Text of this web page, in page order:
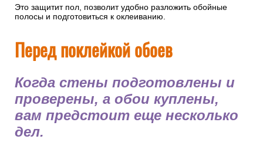
Это защитит пол, позволит удобно разложить обойные
полосы и подготовиться к оклеиванию.
Перед поклейкой обоев
Когда стены подготовлены и
проверены, а обои куплены,
вам предстоит еще несколько
дел.